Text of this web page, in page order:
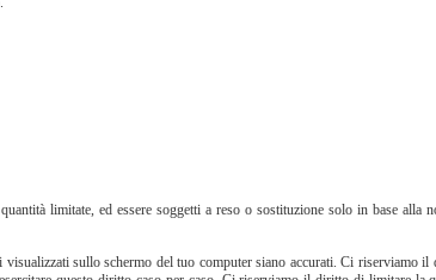
limitate, ed essere soggetti a reso o sostituzione solo in base alla
sullo schermo del tuo computer siano accurati. Ci riserviamo il